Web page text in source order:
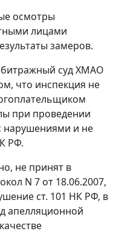
осмотры
лицами
замеров.
суд ХМАО
что инспекция не
при проведении
нарушениями и не
РФ.
не принят в
N 7 от 18.06.2007,
ст. 101 НК РФ, в
апелляционной